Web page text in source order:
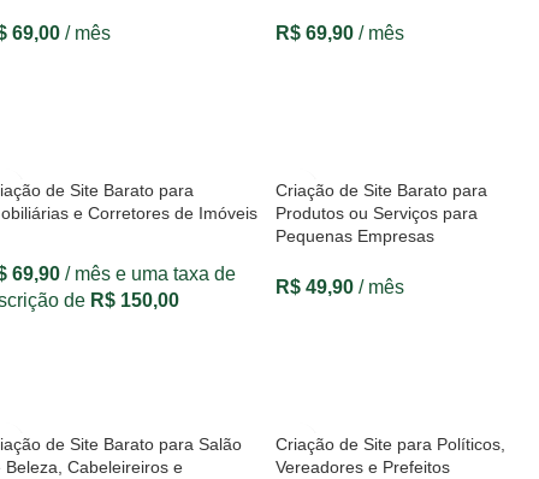
69,00 / mês R$ 69,90 / mês
de Site Barato para
e Corretores de Imóveis
69,90 / mês e uma taxa de
de R$ 150,00
Criação de Site Barato para
Produtos ou Serviços para
Pequenas Empresas
R$ 49,90 / mês
de Site Barato para Salão
Beleza, Cabeleireiros e
Criação de Site para Políticos,
Vereadores e Prefeitos